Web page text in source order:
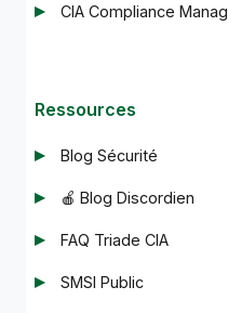
CIA Compliance
Ressources
Blog Sécurité
🍎 Blog Discordien
FAQ Triade CIA
SMSI Public